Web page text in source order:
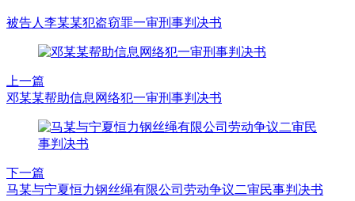
被告人李某某犯盗窃罪一审刑事判决书
上一篇
邓某某帮助信息网络犯一审刑事判决书
下一篇
马某与宁夏恒力钢丝绳有限公司劳动争议二审民事判决书